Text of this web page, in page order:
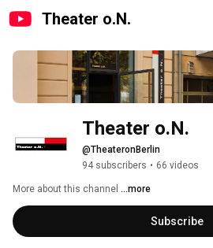
Theater o.N.
Theater o.N.
@TheateronBerlin
94 subscribers • 66 videos
More about this channel ...more
Subscribe